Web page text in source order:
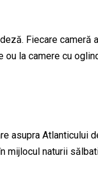
Fiecare cameră
ou la camere cu
asupra Atlanticului
mijlocul naturii